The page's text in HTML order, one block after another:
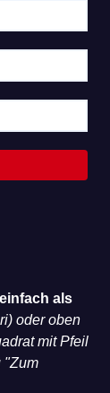
als
oder oben
mit Pfeil
"Zum